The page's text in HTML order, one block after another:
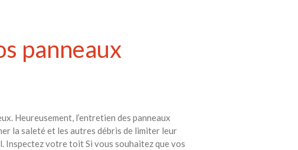
panneaux
Heureusement, l’entretien des panneaux
la saleté et les autres débris de limiter leur
Inspectez votre toit Si vous souhaitez que vos